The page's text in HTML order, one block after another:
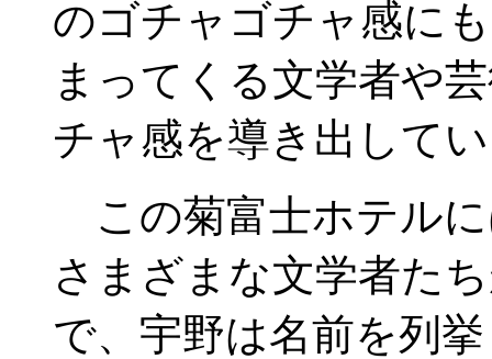
のゴチャゴチャ感に
まってくる文学者や
チャ感を導き出して
この菊富士ホテル
さまざまな文学者た
で、宇野は名前を列